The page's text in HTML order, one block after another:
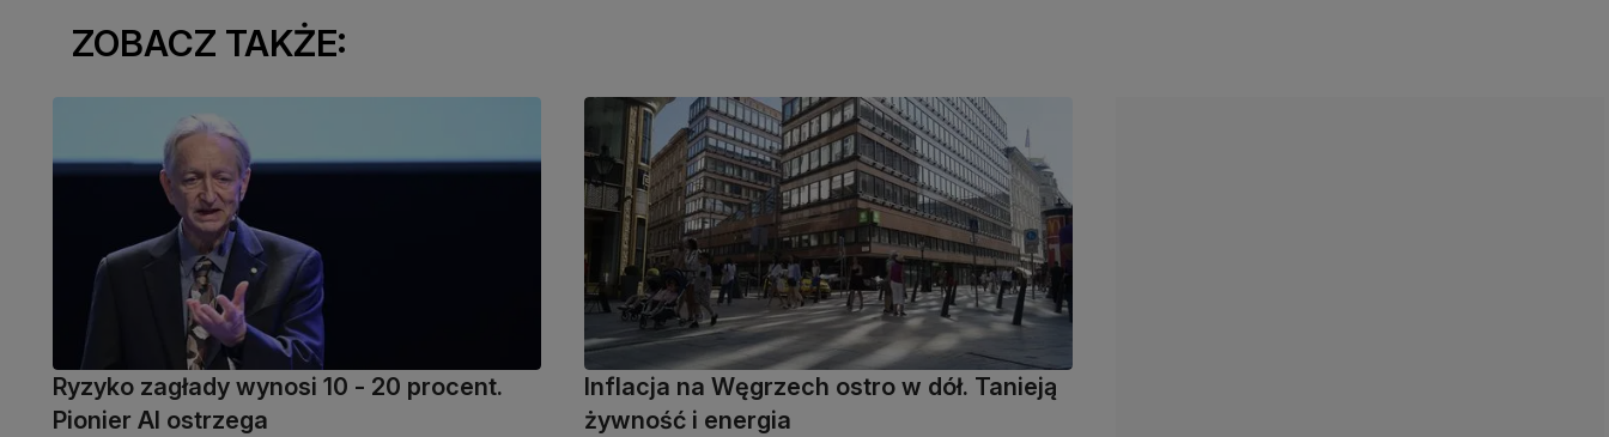
ZOBACZ TAKŻE:
Ryzyko zagłady wynosi 10 - 20 procent.
Pionier AI ostrzega
Inflacja na Węgrzech ostro w dół. Tanieją
żywność i energia